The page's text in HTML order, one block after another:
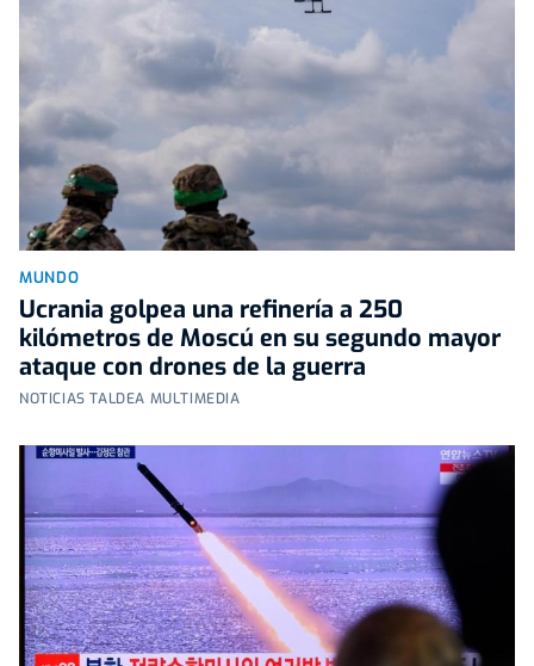
MUNDO
Ucrania golpea una refinería a 250
kilómetros de Moscú en su segundo mayor
ataque con drones de la guerra
NOTICIAS TALDEA MULTIMEDIA